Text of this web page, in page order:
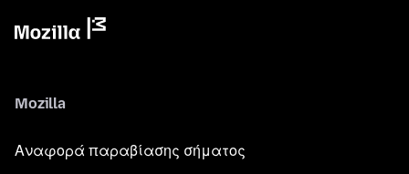
Mozilla
Αναφορά παραβίασης σήματος